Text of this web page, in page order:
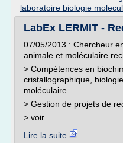
laboratoire biologie
LabEx LERMIT -
07/05/2013 : Chercheur
animale et moléculaire
> Compétences en
cristallographique,
moléculaire
> Gestion de projets de
> voir...
Lire la suite